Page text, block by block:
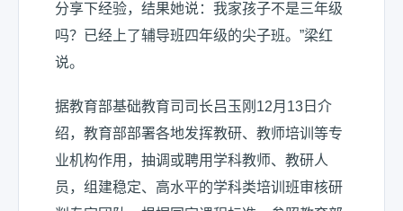
分享下经验，结果她说：我家孩子不是三年级
吗？已经上了辅导班四年级的尖子班。”梁红
说。
据教育部基础教育司司长吕玉刚12月13日介
绍，教育部部署各地发挥教研、教师培训等专
业机构作用，抽调或聘用学科教师、教研人
员，组建稳定、高水平的学科类培训班审核研